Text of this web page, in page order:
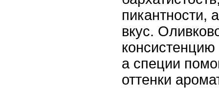
пикантности,
вкус.
а специи
оттенки